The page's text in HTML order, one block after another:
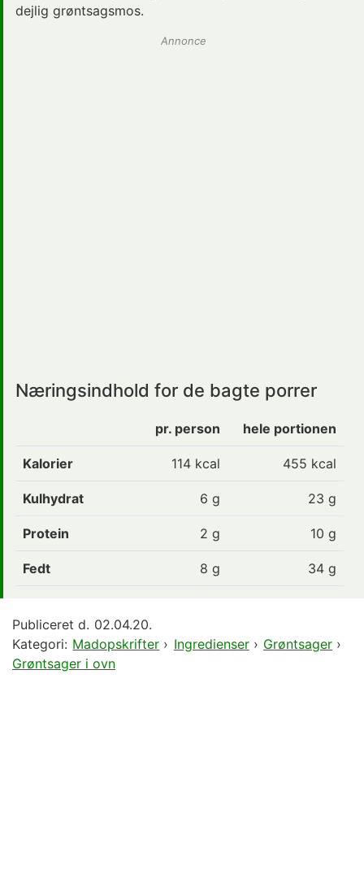
dejlig grøntsagsmos.
Annonce
Næringsindhold for de bagte porrer
pr. person hele portionen
Kalorier 114 kcal 455 kcal
Kulhydrat 6 g 23 g
Protein 2 g 10 g
Fedt 8 g 34 g
Publiceret d. 02.04.20.
Kategori: Madopskrifter › Ingredienser› Grøntsager ›
Grøntsager i ovn